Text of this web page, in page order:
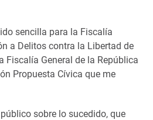
sencilla para la Fiscalía
a Delitos contra la Libertad de
Fiscalía General de la República
Propuesta Cívica que me
sobre lo sucedido, que